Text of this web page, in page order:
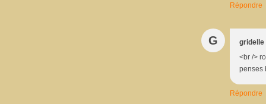
Répondre
G
gridelle
<br />
penses
Répondre